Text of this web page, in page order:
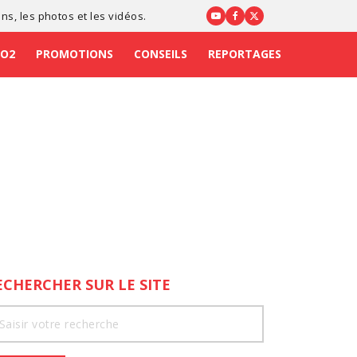
, les photos et les vidéos.
PROMOTIONS CONSEILS REPORTAGES
SUR LE SITE